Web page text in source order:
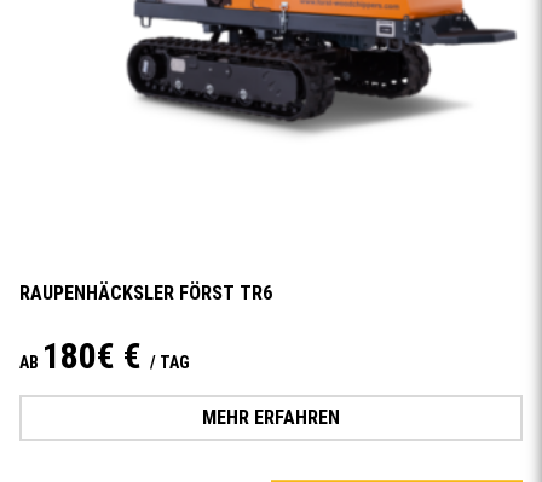
RAUPENHÄCKSLER FÖRST TR6
AB 180€ € / TAG
MEHR ERFAHREN